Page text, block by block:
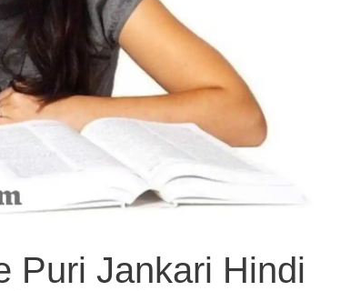
Puri Jankari Hindi